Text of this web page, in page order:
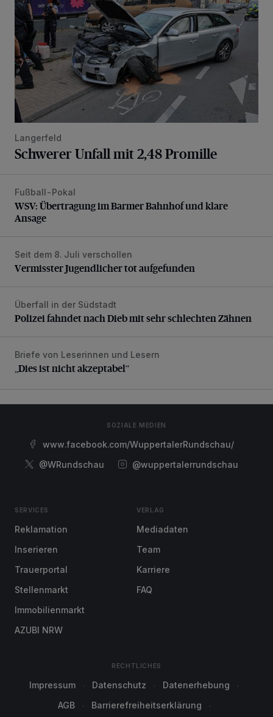
Langerfeld
Schwerer Unfall mit 2,48 Promille
WSV: Übertragung im Barmer Bahnhof und klare Ansage
Fußball-Pokal
WSV: Übertragung im Barmer Bahnhof und klare
Ansage
Vermisster Jugendlicher tot aufgefunden
Seit dem 8. Juli verschollen
Vermisster Jugendlicher tot aufgefunden
Polizei fahndet nach Dieb mit sehr schlechten Zähnen
Überfall in der Südstadt
Polizei fahndet nach Dieb mit sehr schlechten Zähnen
„Dies ist nicht akzeptabel“
Briefe von Leserinnen und Lesern
„Dies ist nicht akzeptabel“
SOZIALE MEDIEN
www.facebook.com/WuppertalerRundschau/
@WRundschau
@wuppertalerrundschau
SERVICES
Reklamation
Inserieren
Trauerportal
Stellenmarkt
Immobilienmarkt
AZUBI NRW
VERLAG
Mediadaten
Team
Karriere
FAQ
RECHTLICHES
Impressum Datenschutz
Datenerhebung
AGB
Barrierefreiheitserklärung